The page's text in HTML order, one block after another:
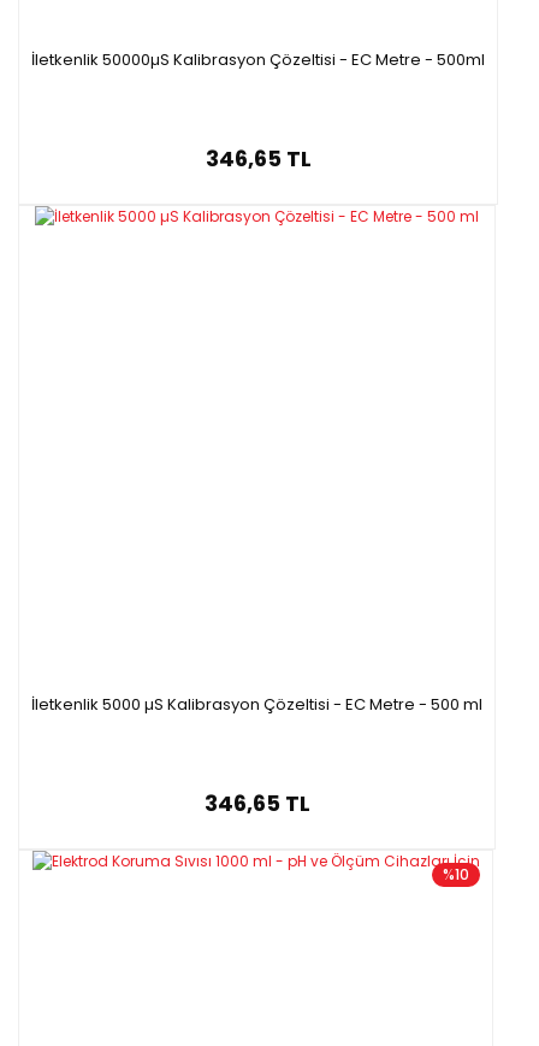
İletkenlik 50000µS Kalibrasyon Çözeltisi - EC Metre - 500ml
346,65 TL
İletkenlik 5000 µS Kalibrasyon Çözeltisi - EC Metre - 500 ml
346,65 TL
%10